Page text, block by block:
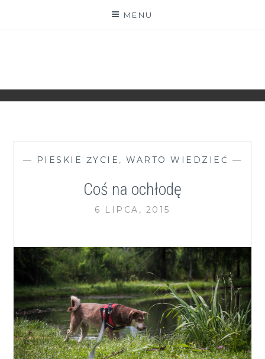
MENU
— PIESKIE ŻYCIE ,WARTO WIEDZIEĆ —
Coś na ochłodę
6 LIPCA, 2015